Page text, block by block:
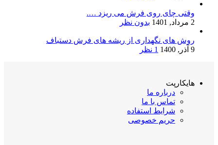
وقتی چای روی فرش می ریزد ….
2 مرداد, 1401
بدون نظر
روش های نگهداری از ریشه های فرش دستباف
9 آذر, 1400
1 نظر
هایکارپت
درباره ما
تماس با ما
شرایط استفاده
حریم خصوصی